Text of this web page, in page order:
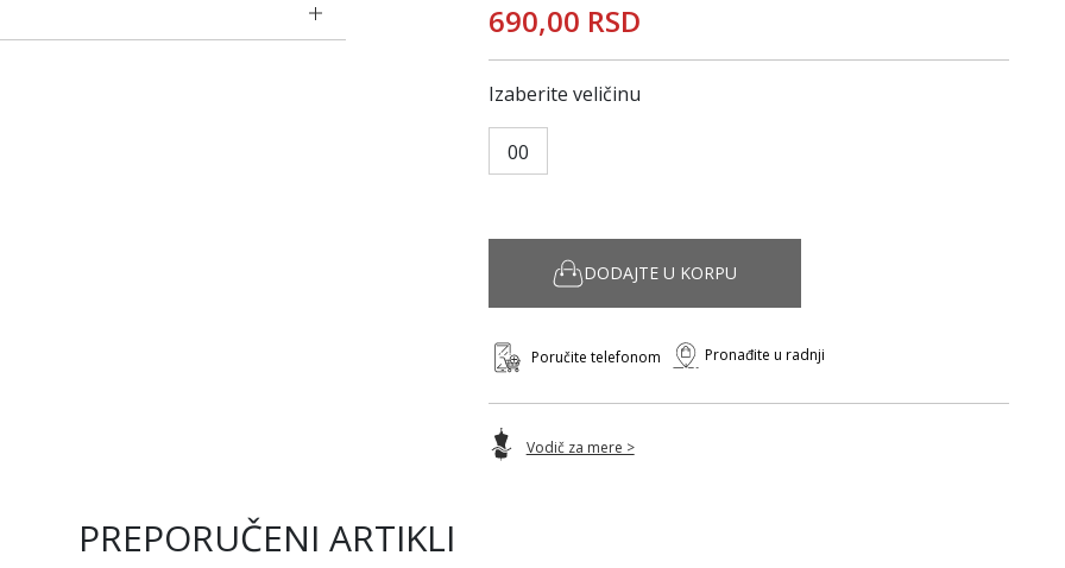
690,00 RSD
Izaberite veličinu
00
DODAJTE U KORPU
Poručite telefonom Pronađite u radnji
Vodič za mere >
PREPORUČENI ARTIKLI